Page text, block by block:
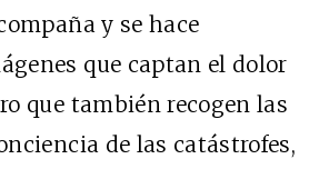
y se hace
que captan el dolor
que también recogen las
de las catástrofes,